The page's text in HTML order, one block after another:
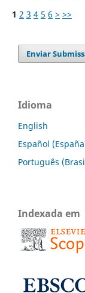
1 2 3 4 5 6 > >>
Enviar
Idioma
English
Español
Português
Indexada em